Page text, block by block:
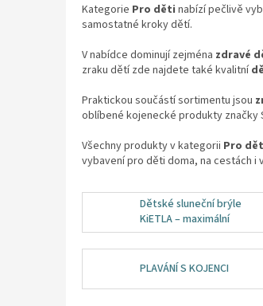
Kategorie Pro děti nabízí pečlivě
samostatné kroky dětí.
V nabídce dominují zejména zdravé
zraku dětí zde najdete také kvalitní
Praktickou součástí sortimentu jsou
oblíbené kojenecké produkty značky
Všechny produkty v kategorii Pro
vybavení pro děti doma, na cestách i
Dětské sluneční brýle
KiETLA – maximální
ochrana očí bez
kompromisů
PLAVÁNÍ S KOJENCI